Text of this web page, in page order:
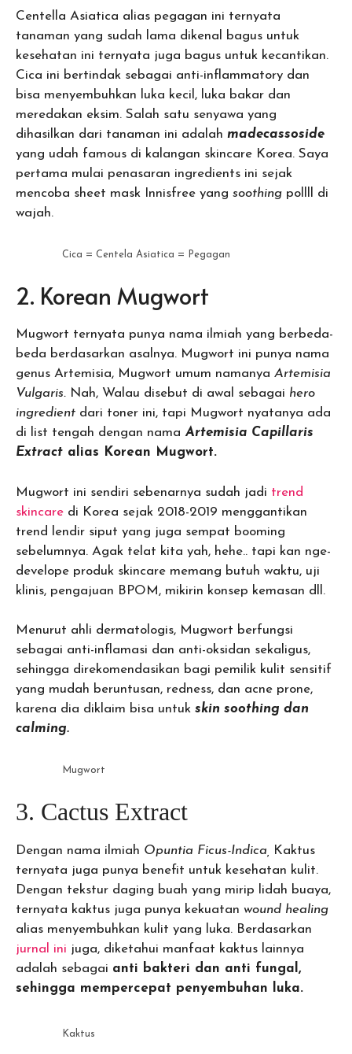
Centella Asiatica alias pegagan ini ternyata
tanaman yang sudah lama dikenal bagus untuk
kesehatan ini ternyata juga bagus untuk kecantikan.
Cica ini bertindak sebagai anti-inflammatory dan
bisa menyembuhkan luka kecil, luka bakar dan
meredakan eksim. Salah satu senyawa yang
dihasilkan dari tanaman ini adalah madecassoside
yang udah famous di kalangan skincare Korea. Saya
pertama mulai penasaran ingredients ini sejak
mencoba sheet mask Innisfree yang soothing pollll di
wajah.
Cica = Centela Asiatica = Pegagan
2. Korean Mugwort
Mugwort ternyata punya nama ilmiah yang berbeda-
beda berdasarkan asalnya. Mugwort ini punya nama
genus Artemisia, Mugwort umum namanya Artemisia
Vulgaris. Nah, Walau disebut di awal sebagai hero
ingredient dari toner ini, tapi Mugwort nyatanya ada
di list tengah dengan nama Artemisia Capillaris
Extract alias Korean Mugwort.
Mugwort ini sendiri sebenarnya sudah jadi trend
skincare di Korea sejak 2018-2019 menggantikan
trend lendir siput yang juga sempat booming
sebelumnya. Agak telat kita yah, hehe.. tapi kan nge-
develope produk skincare memang butuh waktu, uji
klinis, pengajuan BPOM, mikirin konsep kemasan dll.
Menurut ahli dermatologis, Mugwort berfungsi
sebagai anti-inflamasi dan anti-oksidan sekaligus,
sehingga direkomendasikan bagi pemilik kulit sensitif
yang mudah beruntusan, redness, dan acne prone,
karena dia diklaim bisa untuk skin soothing dan
calming.
Mugwort
3. Cactus Extract
Dengan nama ilmiah Opuntia Ficus-Indica,
Kaktus
ternyata juga punya benefit untuk kesehatan kulit.
Dengan tekstur daging buah yang mirip lidah buaya,
ternyata kaktus juga punya kekuatan wound healing
alias menyembuhkan kulit yang luka. Berdasarkan
jurnal ini juga, diketahui manfaat kaktus lainnya
adalah sebagai anti bakteri dan anti fungal,
sehingga mempercepat penyembuhan luka.
Kaktus